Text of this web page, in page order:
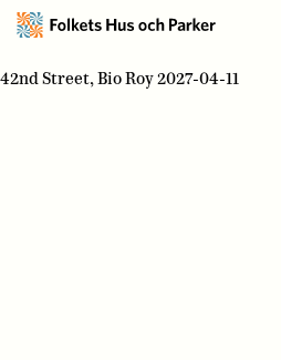
42nd Street, Bio Roy 2027-04-11